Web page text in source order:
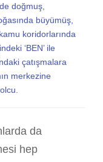
doğmuş,
büyümüş,
koridorlarında
‘BEN’ ile
çatışmalara
merkezine
da
hep